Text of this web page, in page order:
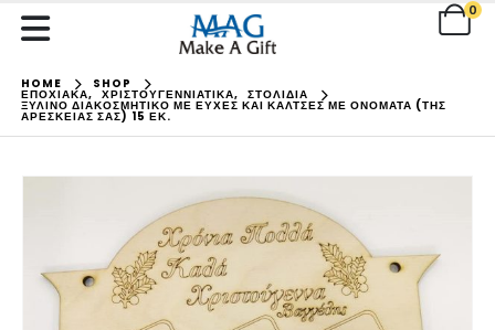
0
HOME SHOP
ΕΠΟΧΙΑΚΑ, ΧΡΙΣΤΟΥΓΕΝΝΙΑΤΙΚΑ, ΣΤΟΛΙΔΙΑ
ΞΎΛΙΝΟ ΔΙΑΚΟΣΜΗΤΙΚΌ ΜΕ ΕΥΧΈΣ ΚΑΙ ΚΆΛΤΣΕΣ ΜΕ ΟΝΌΜΑΤΑ (ΤΗΣ
ΑΡΕΣΚΕΊΑΣ ΣΑΣ) 15 ΕΚ.